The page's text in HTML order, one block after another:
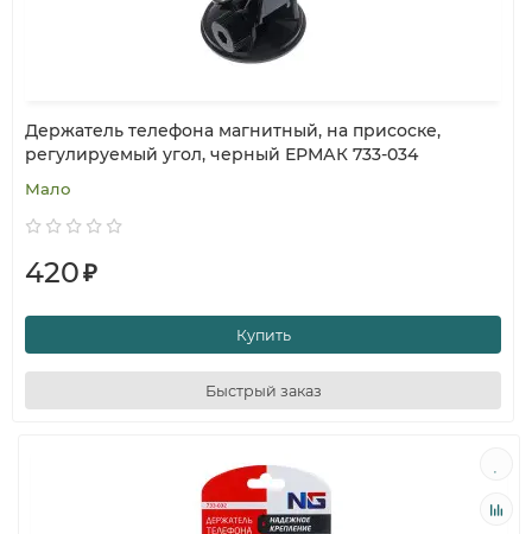
Держатель телефона магнитный, на присоске,
регулируемый угол, черный ЕРМАК 733-034
Мало
420₽
Купить
Быстрый заказ